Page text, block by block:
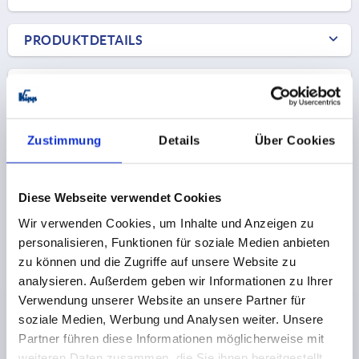
Zustimmung Details Über Cookies
Diese Webseite verwendet Cookies
Wir verwenden Cookies, um Inhalte und Anzeigen zu
personalisieren, Funktionen für soziale Medien anbieten
zu können und die Zugriffe auf unsere Website zu
analysieren. Außerdem geben wir Informationen zu Ihrer
Verwendung unserer Website an unsere Partner für
soziale Medien, Werbung und Analysen weiter. Unsere
Partner führen diese Informationen möglicherweise mit
PRODUKTDETAILS
Andere Kunden kauften auch
K2392